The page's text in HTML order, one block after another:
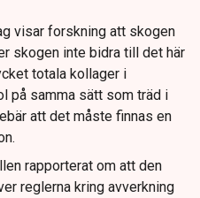
visar forskning att skogen
skogen inte bidra till det här
totala kollager i
på samma sätt som träd i
att det måste finnas en
rapporterat om att den
reglerna kring avverkning